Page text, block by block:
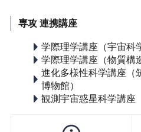
専攻 連携講座
学際理学講座（宇宙科
学際理学講座（物質構
進化多様性科学講座（
博物館）
観測宇宙惑星科学講座